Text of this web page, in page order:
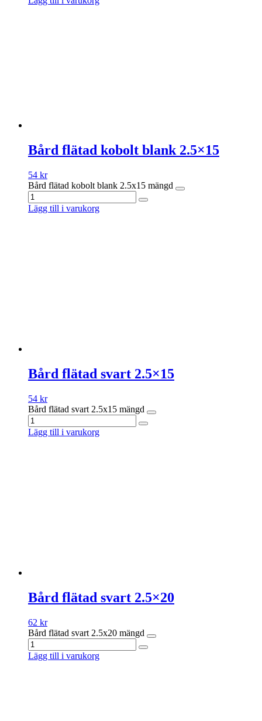
Bård flätad kobolt blank 2.5×15
54 kr
Bård flätad kobolt blank 2.5x15 mängd
Lägg till i varukorg
Bård flätad svart 2.5×15
54 kr
Bård flätad svart 2.5x15 mängd
Lägg till i varukorg
Bård flätad svart 2.5×20
62 kr
Bård flätad svart 2.5x20 mängd
Lägg till i varukorg